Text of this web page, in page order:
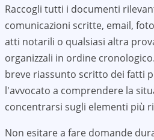
Raccogli tutti i documenti
comunicazioni scritte, email,
atti notarili o qualsiasi altra
organizzali in ordine
breve riassunto scritto dei fatti
l'avvocato a comprendere la
concentrarsi sugli elementi più
Non esitare a fare domande